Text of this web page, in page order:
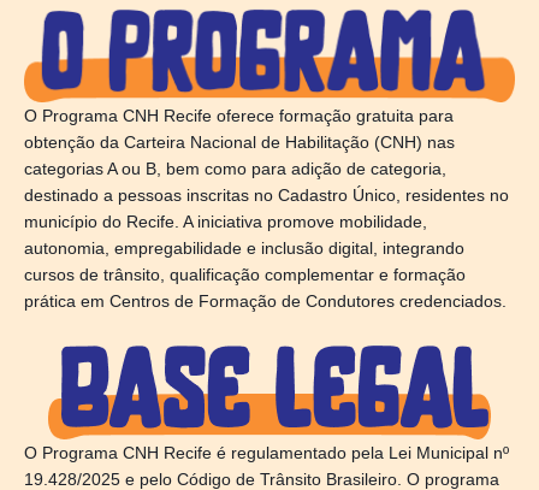
O Programa CNH Recife oferece formação gratuita para
obtenção da Carteira Nacional de Habilitação (CNH) nas
categorias A ou B, bem como para adição de categoria,
destinado a pessoas inscritas no Cadastro Único, residentes no
município do Recife. A iniciativa promove mobilidade,
autonomia, empregabilidade e inclusão digital, integrando
cursos de trânsito, qualificação complementar e formação
prática em Centros de Formação de Condutores credenciados.
O Programa CNH Recife é regulamentado pela Lei Municipal nº
19.428/2025 e pelo Código de Trânsito Brasileiro. O programa